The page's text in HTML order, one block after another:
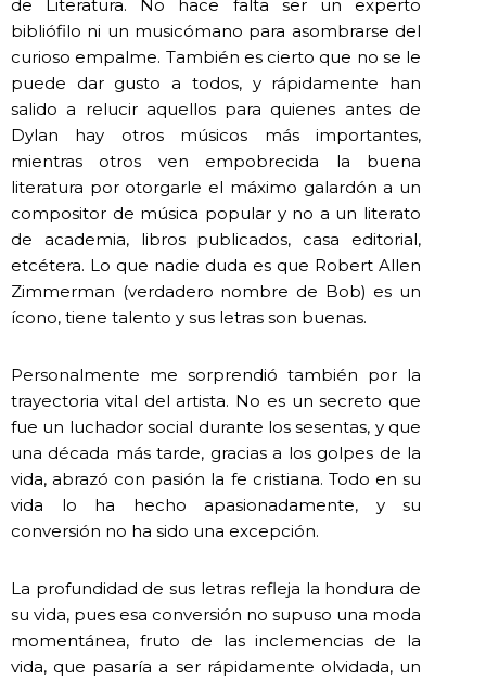
de Literatura. No hace falta ser un experto
bibliófilo ni un musicómano para asombrarse del
curioso empalme. También es cierto que no se le
puede dar gusto a todos, y rápidamente han
salido a relucir aquellos para quienes antes de
Dylan hay otros músicos más importantes,
mientras otros ven empobrecida la buena
literatura por otorgarle el máximo galardón a un
compositor de música popular y no a un literato
de academia, libros publicados, casa editorial,
etcétera. Lo que nadie duda es que Robert Allen
Zimmerman (verdadero nombre de Bob) es un
ícono, tiene talento y sus letras son buenas.
Personalmente me sorprendió también por la
trayectoria vital del artista. No es un secreto que
fue un luchador social durante los sesentas, y que
una década más tarde, gracias a los golpes de la
vida, abrazó con pasión la fe cristiana. Todo en su
vida lo ha hecho apasionadamente, y su
conversión no ha sido una excepción.
La profundidad de sus letras refleja la hondura de
su vida, pues esa conversión no supuso una moda
momentánea, fruto de las inclemencias de la
vida, que pasaría a ser rápidamente olvidada, un